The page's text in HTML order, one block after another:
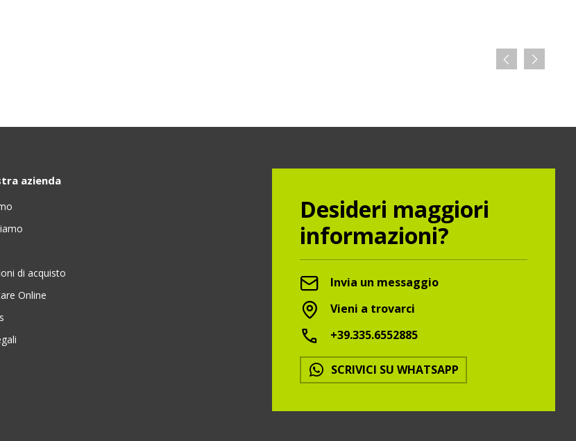
azienda
di acquisto
Online
Desideri maggiori
informazioni?
Invia un messaggio
Vieni a trovarci
+39.335.6552885
SCRIVICI SU WHATSAPP